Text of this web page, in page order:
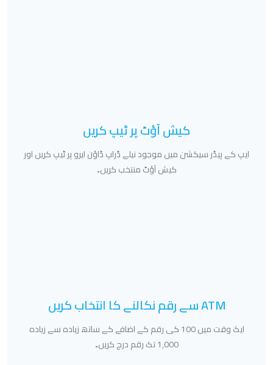
کیش آؤٹ پر ٹیپ کریں
ایپ کے ہیڈر سیکشن میں موجود نیلے ڈراپ ڈاؤن ایرو پر ٹیپ کریں اور
کیش آؤٹ منتخب کریں۔
ATM سے رقم نکالنے کا انتخاب کریں
ایک وقت میں 100 کی رقم کے اضافے کے ساتھ زیادہ سے زیادہ
1,000 تک رقم درج کریں۔